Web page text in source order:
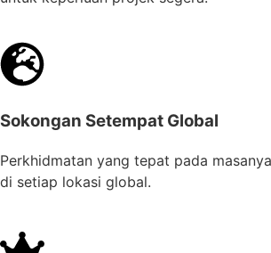
Sokongan Setempat Global
Perkhidmatan yang tepat pada
di setiap lokasi global.